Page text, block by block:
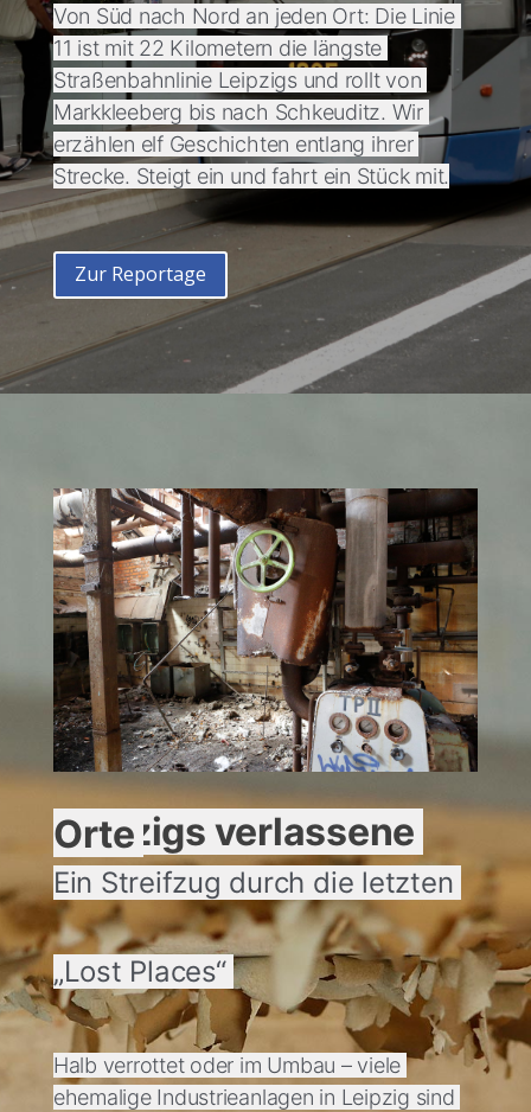
Von Süd nach Nord an jeden Ort: Die Linie
11 ist mit 22 Kilometern die längste
Straßenbahnlinie Leipzigs und rollt von
Markkleeberg bis nach Schkeuditz. Wir
erzählen elf Geschichten entlang ihrer
Strecke. Steigt ein und fahrt ein Stück mit.
Zur Reportage
Leipzigs verlassene Orte
Ein Streifzug durch die letzten
„Lost Places“
Halb verrottet oder im Umbau – viele
ehemalige Industrieanlagen in Leipzig sind